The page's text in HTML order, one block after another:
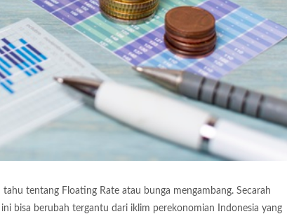
tentang Floating Rate atau bunga mengambang. Secarah
bisa berubah tergantu dari iklim perekonomian Indonesia yang